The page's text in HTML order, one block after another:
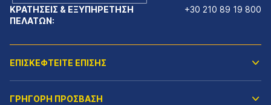
ΚΡΑΤΗΣΕΙΣ & ΕΞΥΠΗΡΕΤΗΣΗ
ΠΕΛΑΤΩΝ:
+30 210 89 19 800
ΕΠΙΣΚΕΦΤΕΙΤΕ ΕΠΙΣΗΣ
ΓΡΗΓΟΡΗ ΠΡΟΣΒΑΣΗ